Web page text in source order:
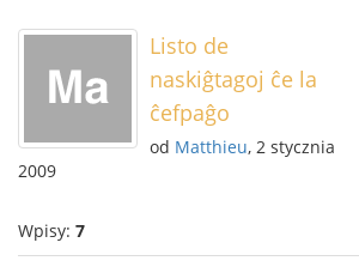
Listo de
naskiĝtagoj ĉe la
ĉefpaĝo
od Matthieu, 2 stycznia
2009
Wpisy: 7